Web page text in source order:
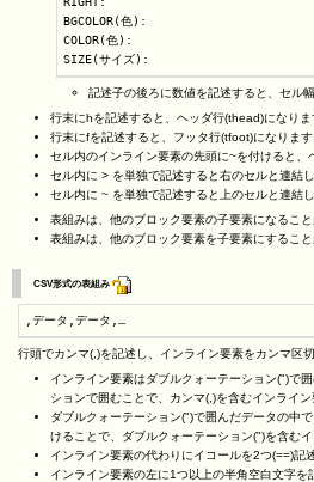
BGCOLOR(色):
COLOR(色):
SIZE(サイズ):
記述子の後ろに数値を記述すると、セル
行末にhを記述すると、ヘッダ行(thead)になりま
行末にfを記述すると、フッタ行(tfoot)になります
セル内のインライン要素の先頭に~を付けると、
セル内に > を単独で記述すると右のセルと連結
セル内に ~ を単独で記述すると上のセルと連結
表組みは、他のブロック要素の子要素になること
表組みは、他のブロック要素を子要素にすること
CSV形式の表組み
,データ,データ,…
行頭でカンマ(,)を記述し、インライン要素をカンマ区
インライン要素はダブルクォーテーション(")で
ションで囲むことで、カンマ(,)を含むインライン
ダブルクォーテーション(")で囲んだデータの中
けることで、ダブルクォーテーション(")を含む
インライン要素の代わりにイコールを2つ(==)記
インライン要素の左に1つ以上の半角空白文字